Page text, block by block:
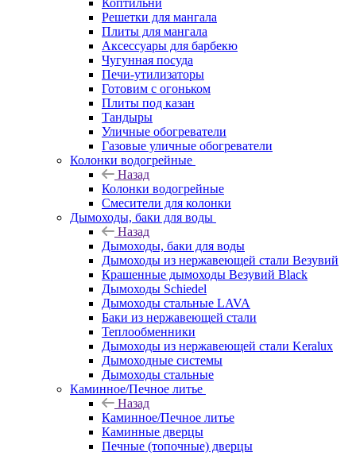
Коптильни
Решетки для мангала
Плиты для мангала
Аксессуары для барбекю
Чугунная посуда
Печи-утилизаторы
Готовим с огоньком
Плиты под казан
Тандыры
Уличные обогреватели
Газовые уличные обогреватели
Колонки водогрейные
Назад
Колонки водогрейные
Смесители для колонки
Дымоходы, баки для воды
Назад
Дымоходы, баки для воды
Дымоходы из нержавеющей стали Везувий
Крашенные дымоходы Везувий Black
Дымоходы Schiedel
Дымоходы стальные LAVA
Баки из нержавеющей стали
Теплообменники
Дымоходы из нержавеющей стали Keralux
Дымоходные системы
Дымоходы стальные
Каминное/Печное литье
Назад
Каминное/Печное литье
Каминные дверцы
Печные (топочные) дверцы